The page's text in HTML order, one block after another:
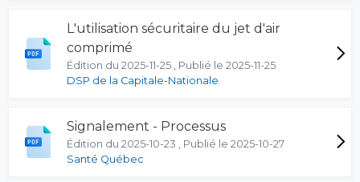
L'utilisation sécuritaire du jet d'air
comprimé
Édition du 2025-11-25 , Publié le 2025-11-25
DSP de la Capitale-Nationale
Signalement - Processus
Édition du 2025-10-23 , Publié le 2025-10-27
Santé Québec